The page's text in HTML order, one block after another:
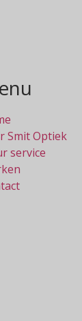
Smit Optiek
service